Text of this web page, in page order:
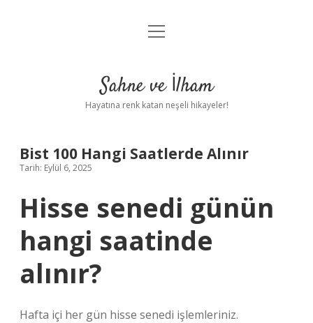
Anasayfa
Yasal Uyarı
menüyü
Sahne ve İlham
Hayatına renk katan neşeli hikayeler!
Bist 100 Hangi Saatlerde Alınır
Tarih: Eylül 6, 2025
Hisse senedi günün
hangi saatinde
alınır?
Hafta içi her gün hisse senedi işlemleriniz.